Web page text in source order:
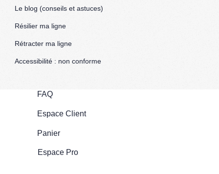
Le blog (conseils et astuces)
Résilier ma ligne
Rétracter ma ligne
Accessibilité : non conforme
FAQ
Espace Client
Panier
Espace Pro